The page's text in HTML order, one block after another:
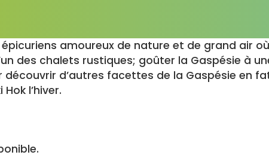
amoureux de nature et de grand air
des chalets rustiques; goûter la Gaspésie à
découvrir d’autres facettes de la Gaspésie en
l’hiver.